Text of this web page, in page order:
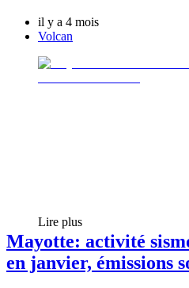
il y a 4 mois
Volcan
Lire plus
Mayotte: activité
en janvier, émissions